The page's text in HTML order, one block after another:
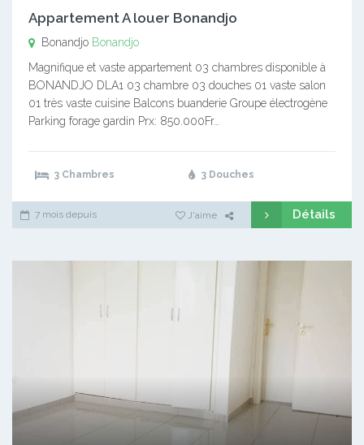
Appartement A louer Bonandjo
Bonandjo Bonandjo
Magnifique et vaste appartement 03 chambres disponible à
BONANDJO DLA1 03 chambre 03 douches 01 vaste salon
01 très vaste cuisine Balcons buanderie Groupe électrogène
Parking forage gardin Prx: 850.000Fr…
3 Chambres 3 Douches
7 mois depuis J'aime Détails